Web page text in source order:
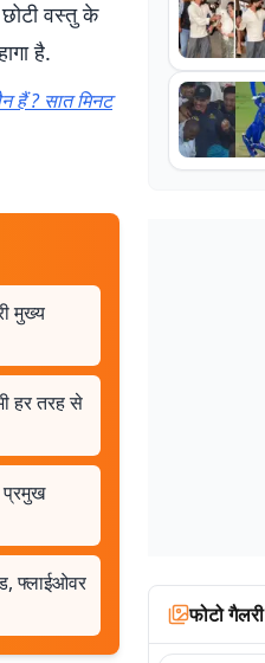
वस्तु के
है.
हैं ? सात मिनट
मुख्य
हर तरह से
प्रमुख
फ्लाईओवर
फोटो गैलरी